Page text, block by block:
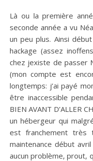
Là ou la première
seconde année a vu
un peu plus. Ainsi
hackage (assez
chez jexiste de passer
(mon compte est
longtemps: j’ai payé
être inaccessible
BIEN AVANT D’ALLER
un hébergeur qui
est franchement
maintenance début
aucun problème, prout,